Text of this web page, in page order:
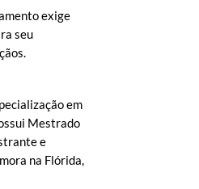
exige
seu
em
Mestrado
e
na Flórida,